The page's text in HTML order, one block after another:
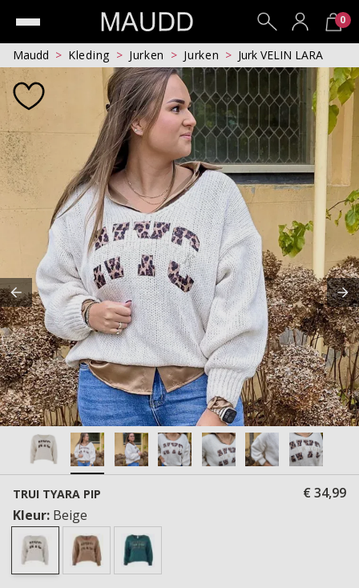
0
Maudd Kleding Jurken Jurken Jurk VELIN LARA
TRUI TYARA PIP
€ 34,99
Kleur: Beige